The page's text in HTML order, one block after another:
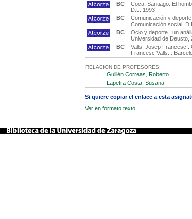
BC
Coca, Santiago. El
D.L. 1993
BC
Comunicación y
Comunicación social,
BC
Ocio y deporte : un
Universidad de Deusto,
BC
Valls, Josep Francesc..
Francesc Valls. .
RELACION DE PROFESORES:
Guillén Correas, Roberto
Lapetra Costa, Susana
Si quiere copiar el enlace a esta
Ver en formato texto